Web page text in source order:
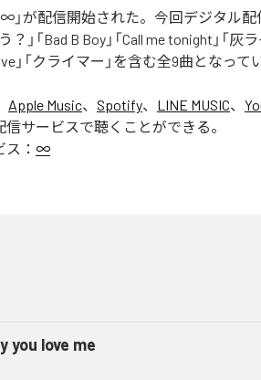
」が配信開始された。今回デジタル配
？」「Bad B Boy」「Call me tonight」「灰
」「クライマー」を含む全9曲となって
Apple Music、 Spotify、 LINE MUSIC、
サービスで聴くことができる。
： ∞
you love me